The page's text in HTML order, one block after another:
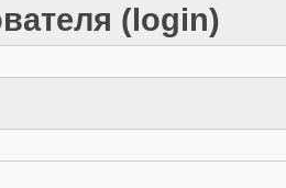
(login)